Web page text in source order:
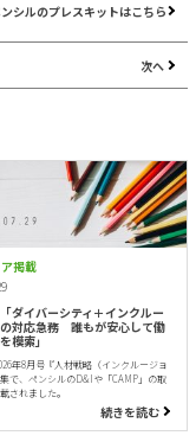
シルのプレスキットはこちら
次へ
掲載
ダイバーシティ＋インクルー
対応急務 誰もが安心して働
模索」
年8月号『人材戦略（インクルージョ
で、ペンシルのD&Iや「CAMP」の取
されました。
続きを読む